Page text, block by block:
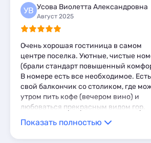
Апартаменты 1
Мини-отели 3
УВ Усова Виолетта Александровна
Август 2025
Очень хорошая гостиница в самом
центре поселка. Уютные, чистые
(брали стандарт повышенный
В номере есть все необходимое. Есть
свой балкончик со столиком, где
утром пить кофе (вечером вино) и
любоваться прекрасным видом гор.
Гостям предоставляется вход в
со скидкой. Есть большая парковка.
Оборудованная зона барбекю, где
Показать полностью